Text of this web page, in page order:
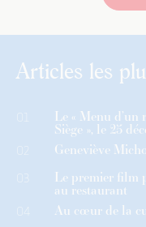
Articles les
Le « Menu
Siège », le 25
Geneviève
Le premier film
au restaurant
Au cœur de la